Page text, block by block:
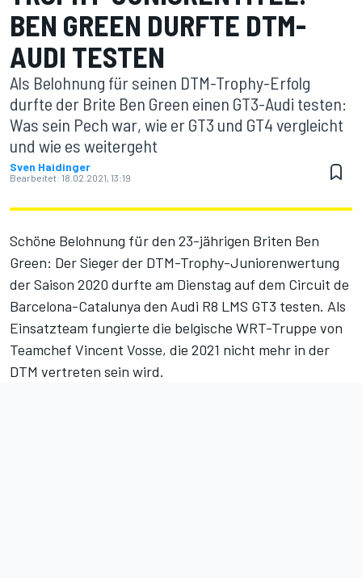
BEN GREEN DURFTE DTM-
AUDI TESTEN
Als Belohnung für seinen DTM-Trophy-Erfolg
durfte der Brite Ben Green einen GT3-Audi testen:
Was sein Pech war, wie er GT3 und GT4 vergleicht
und wie es weitergeht
Sven Haidinger
Bearbeitet: 18.02.2021, 13:19
Schöne Belohnung für den 23-jährigen Briten Ben
Green: Der Sieger der DTM-Trophy-Juniorenwertung
der Saison 2020 durfte am Dienstag auf dem Circuit de
Barcelona-Catalunya den Audi R8 LMS GT3 testen. Als
Einsatzteam fungierte die belgische WRT-Truppe von
Teamchef Vincent Vosse, die 2021 nicht mehr in der
DTM vertreten sein wird.